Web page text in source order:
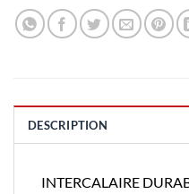
DESCRIPTION
INTERCALAIRE